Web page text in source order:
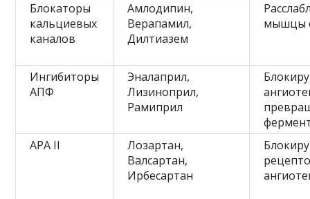
Блокаторы
кальциевых
каналов
Амлодипин,
Верапамил,
Дилтиазем
мышцы
Ингибиторы
АПФ
Эналаприл,
Лизиноприл,
Рамиприл
АРА II
Лозартан,
Валсартан,
Ирбесартан